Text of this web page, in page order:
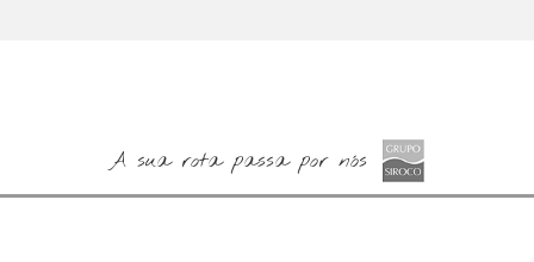
A sua rota passa por nós